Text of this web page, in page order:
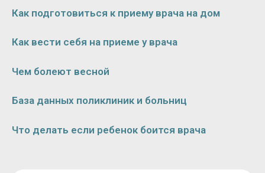
Как подготовиться к приему врача на дом
Как вести себя на приеме у врача
Чем болеют весной
База данных поликлиник и больниц
Что делать если ребенок боится врача